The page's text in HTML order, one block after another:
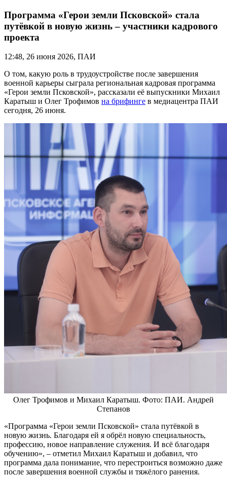
Программа «Герои земли Псковской» стала
путёвкой в новую жизнь – участники кадрового
проекта
12:48, 26 июня 2026, ПАИ
О том, какую роль в трудоустройстве после завершения
военной карьеры сыграла региональная кадровая программа
«Герои земли Псковской», рассказали её выпускники Михаил
Каратыш и Олег Трофимов на брифинге в медиацентра ПАИ
сегодня, 26 июня.
Олег Трофимов и Михаил Каратыш. Фото: ПАИ. Андрей
Степанов
«Программа «Герои земли Псковской» стала путёвкой в
новую жизнь. Благодаря ей я обрёл новую специальность,
профессию, новое направление служения. И всё благодаря
обучению», – отметил Михаил Каратыш и добавил, что
программа дала понимание, что перестроиться возможно даже
после завершения военной службы и тяжёлого ранения.